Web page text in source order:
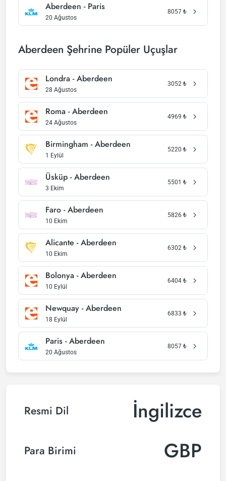
Aberdeen - Paris
20 Ağustos
8057 ₺
Aberdeen Şehrine Popüler Uçuşlar
Londra - Aberdeen
28 Ağustos
3052 ₺
Roma - Aberdeen
24 Ağustos
4969 ₺
Birmingham - Aberdeen
1 Eylül
5220 ₺
Üsküp - Aberdeen
3 Ekim
5501 ₺
Faro - Aberdeen
10 Ekim
5826 ₺
Alicante - Aberdeen
10 Ekim
6302 ₺
Bolonya - Aberdeen
10 Eylül
6404 ₺
Newquay - Aberdeen
18 Eylül
6833 ₺
Paris - Aberdeen
20 Ağustos
8057 ₺
Resmi Dil İngilizce
Para Birimi
GBP